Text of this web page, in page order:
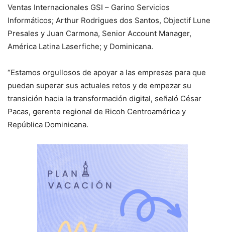
Ventas Internacionales GSI – Garino Servicios
Informáticos; Arthur Rodrigues dos Santos, Objectif Lune
Presales y Juan Carmona, Senior Account Manager,
América Latina Laserfiche; y Dominicana.
“Estamos orgullosos de apoyar a las empresas para que
puedan superar sus actuales retos y de empezar su
transición hacia la transformación digital, señaló César
Pacas, gerente regional de Ricoh Centroamérica y
República Dominicana.